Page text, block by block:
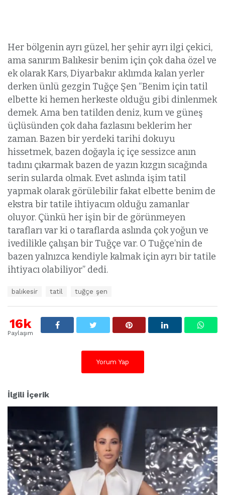
Her bölgenin ayrı güzel, her şehir ayrı ilgi çekici,
ama sanırım Balıkesir benim için çok daha özel ve
ek olarak Kars, Diyarbakır aklımda kalan yerler
derken ünlü gezgin Tuğçe Şen “Benim için tatil
elbette ki hemen herkeste olduğu gibi dinlenmek
demek. Ama ben tatilden deniz, kum ve güneş
üçlüsünden çok daha fazlasını beklerim her
zaman. Bazen bir yerdeki tarihi dokuyu
hissetmek, bazen doğayla iç içe sessizce anın
tadını çıkarmak bazen de yazın kızgın sıcağında
serin sularda olmak. Evet aslında işim tatil
yapmak olarak görülebilir fakat elbette benim de
ekstra bir tatile ihtiyacım olduğu zamanlar
oluyor. Çünkü her işin bir de görünmeyen
tarafları var ki o taraflarda aslında çok yoğun ve
ivedilikle çalışan bir Tuğçe var. O Tuğçe’nin de
bazen yalnızca kendiyle kalmak için ayrı bir tatile
ihtiyacı olabiliyor” dedi.
t
balıkesir tatil tuğçe şen
16k
Paylaşım
Yorum Yap
İlgili İçerik